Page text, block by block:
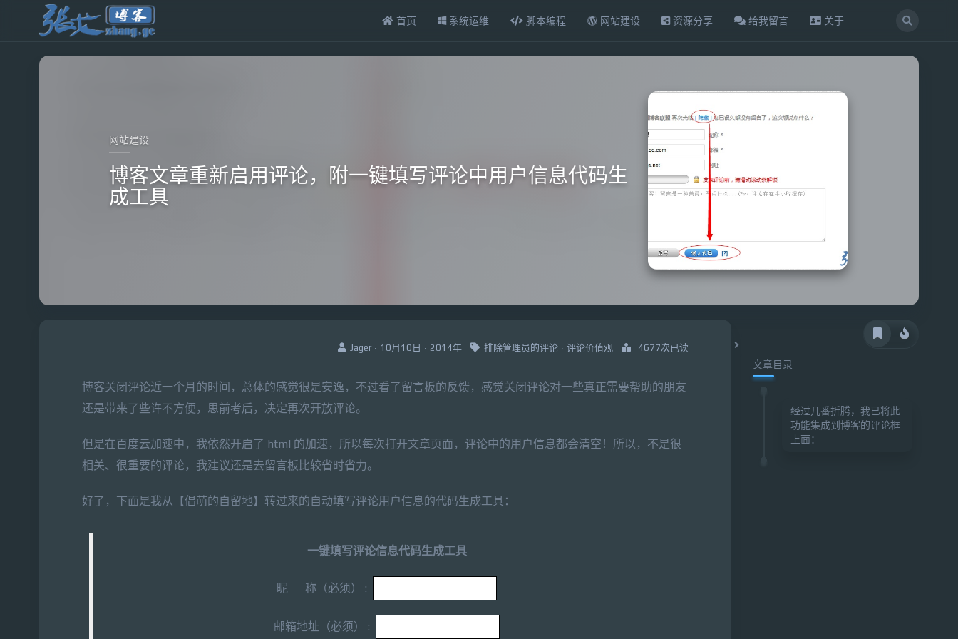
首页 系统运维 脚本编程 网站建设 资源分享 给我留言 关于
网站建设
博客文章重新启用评论，附一键填写评论中用户信息代码生
成工具
Jager · 10月10日 · 2014年 排除管理员的评论· 评论价值观 4677次已读
博客关闭评论近一个月的时间，总体的感觉很是安逸，不过看了留言板的反馈，感觉关闭评论对一些真正需要帮助的朋友
还是带来了些许不方便，思前考后，决定再次开放评论。
但是在百度云加速中，我依然开启了 html 的加速，所以每次打开文章页面，评论中的用户信息都会清空！所以，不是很
相关、很重要的评论，我建议还是去留言板比较省时省力。
好了，下面是我从【倡萌的自留地】转过来的自动填写评论用户信息的代码生成工具：
一键填写评论信息代码生成工具
昵 称（必须） :
邮箱地址（必须） :
文章目录
经过几番折腾，我已将此
功能集成到博客的评论框
上面：